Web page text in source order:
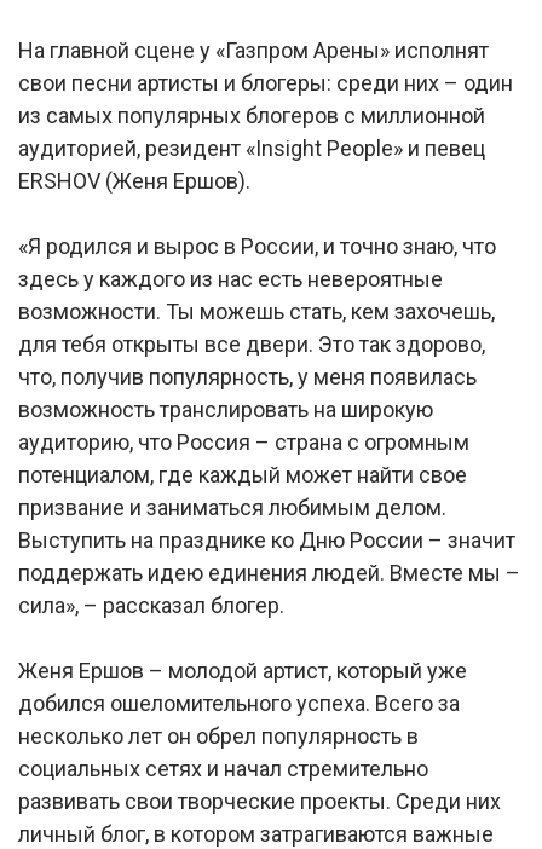
На главной сцене у «Газпром Арены» исполнят
свои песни артисты и блогеры: среди них – один
из самых популярных блогеров с миллионной
аудиторией, резидент «Insight People» и певец
ERSHOV (Женя Ершов).
«Я родился и вырос в России, и точно знаю, что
здесь у каждого из нас есть невероятные
возможности. Ты можешь стать, кем захочешь,
для тебя открыты все двери. Это так здорово,
что, получив популярность, у меня появилась
возможность транслировать на широкую
аудиторию, что Россия – страна с огромным
потенциалом, где каждый может найти свое
призвание и заниматься любимым делом.
Выступить на празднике ко Дню России – значит
поддержать идею единения людей. Вместе мы –
сила», – рассказал блогер.
Женя Ершов – молодой артист, который уже
добился ошеломительного успеха. Всего за
несколько лет он обрел популярность в
социальных сетях и начал стремительно
развивать свои творческие проекты. Среди них
личный блог, в котором затрагиваются важные